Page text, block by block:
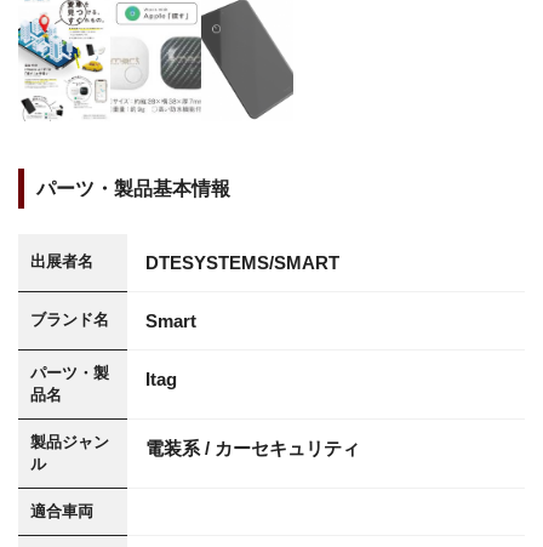
パーツ・製品基本情報
出展者名 DTESYSTEMS/SMART
ブランド名 Smart
パーツ・製
品名
Itag
製品ジャン
ル
電装系 / カーセキュリティ
適合車両